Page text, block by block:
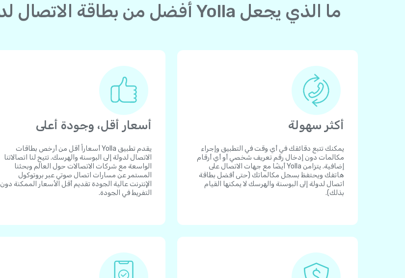
ما الذي يجعل Yolla أفضل من بطاقة الاتصال لدولة إلى البوسنة والهرسك؟
أكثر سهولة
يمكنك تتبع دقائقك في أي وقت في التطبيق وإجراء
مكالمات دون إدخال رقم تعريف شخصي أو أي أرقام
إضافية. يتزامن Yolla أيضًا مع جهات الاتصال على
هاتفك ويحتفظ بسجل مكالماتك (حتى أفضل بطاقة
اتصال لدولة إلى البوسنة والهرسك لا يمكنها القيام
بذلك).
أسعار أقل، وجودة أعلى
يقدم تطبيق Yolla أسعاراً أقل من أرخص بطاقات
الاتصال لدولة إلى البوسنة والهرسك. تتيح لنا اتصالاتنا
الواسعة مع شركات الاتصالات حول العالم وبحثنا
المستمر عن مسارات اتصال صوتي عبر بروتوكول
الإنترنت عالية الجودة تقديم أقل الأسعار الممكنة دون
التفريط في الجودة.